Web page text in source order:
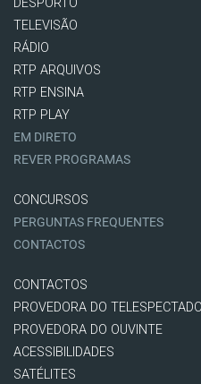
DESPORTO
TELEVISÃO
RÁDIO
RTP ARQUIVOS
RTP ENSINA
RTP PLAY
EM DIRETO
REVER PROGRAMAS
CONCURSOS
PERGUNTAS FREQUENTES
CONTACTOS
CONTACTOS
PROVEDORA DO
PROVEDORA DO OUVINTE
ACESSIBILIDADES
SATÉLITES